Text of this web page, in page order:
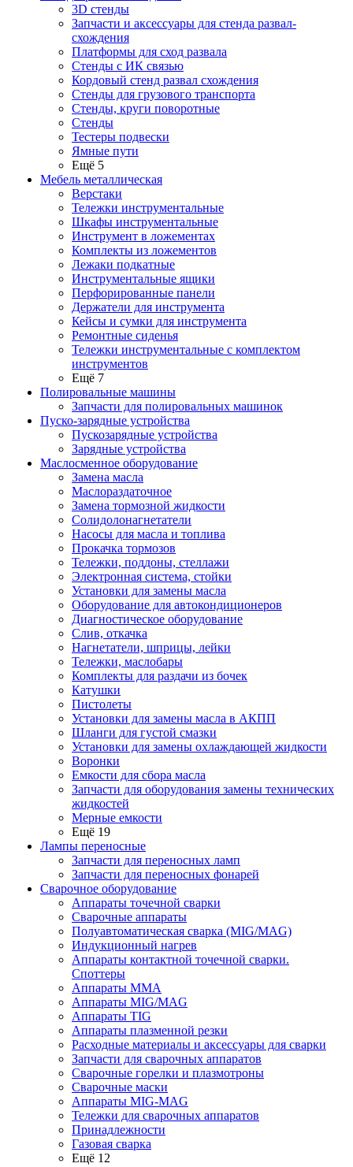
3D стенды
Запчасти и аксессуары для стенда развал-
схождения
Платформы для сход развала
Стенды с ИК связью
Кордовый стенд развал схождения
Стенды для грузового транспорта
Стенды, круги поворотные
Стенды
Тестеры подвески
Ямные пути
Ещё 5
Мебель металлическая
Верстаки
Тележки инструментальные
Шкафы инструментальные
Инструмент в ложементах
Комплекты из ложементов
Лежаки подкатные
Инструментальные ящики
Перфорированные панели
Держатели для инструмента
Кейсы и сумки для инструмента
Ремонтные сиденья
Тележки инструментальные с комплектом
инструментов
Ещё 7
Полировальные машины
Запчасти для полировальных машинок
Пуско-зарядные устройства
Пускозарядные устройства
Зарядные устройства
Маслосменное оборудование
Замена масла
Маслораздаточное
Замена тормозной жидкости
Солидолонагнетатели
Насосы для масла и топлива
Прокачка тормозов
Тележки, поддоны, стеллажи
Электронная система, стойки
Установки для замены масла
Оборудование для автокондиционеров
Диагностическое оборудование
Слив, откачка
Нагнетатели, шприцы, лейки
Тележки, маслобары
Комплекты для раздачи из бочек
Катушки
Пистолеты
Установки для замены масла в АКПП
Шланги для густой смазки
Установки для замены охлаждающей жидкости
Воронки
Емкости для сбора масла
Запчасти для оборудования замены технических
жидкостей
Мерные емкости
Ещё 19
Лампы переносные
Запчасти для переносных ламп
Запчасти для переносных фонарей
Сварочное оборудование
Аппараты точечной сварки
Сварочные аппараты
Полуавтоматическая сварка (MIG/MAG)
Индукционный нагрев
Аппараты контактной точечной сварки.
Споттеры
Аппараты MMA
Аппараты MIG/MAG
Аппараты TIG
Аппараты плазменной резки
Расходные материалы и аксессуары для сварки
Запчасти для сварочных аппаратов
Сварочные горелки и плазмотроны
Сварочные маски
Аппараты MIG-MAG
Тележки для сварочных аппаратов
Принадлежности
Газовая сварка
Ещё 12